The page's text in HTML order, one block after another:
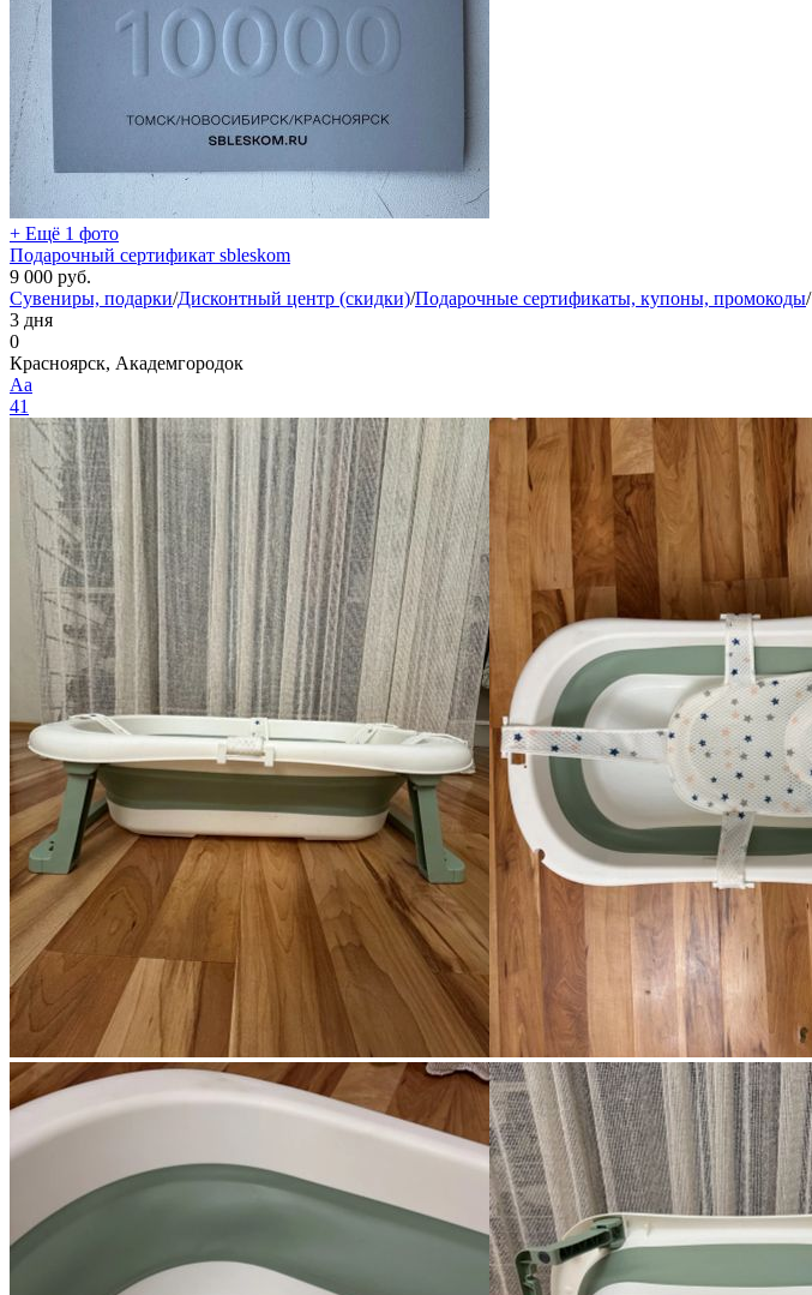
+ Ещё 1 фото
Подарочный сертификат sbleskom
9 000 руб.
Сувениры, подарки/Дисконтный центр (скидки)/Подарочные сертификаты, купоны, промокоды/
3 дня
0
Красноярск, Академгородок
Aa
41